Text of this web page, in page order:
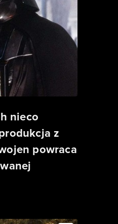
nieco
z
powraca